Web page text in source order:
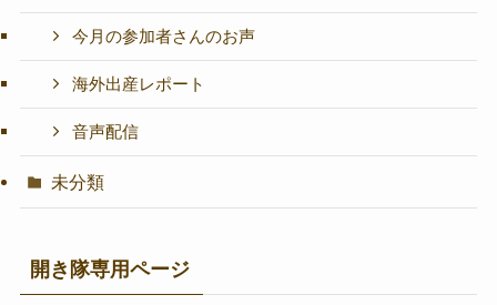
今月の参加者さんのお声
海外出産レポート
音声配信
未分類
開き隊専用ページ